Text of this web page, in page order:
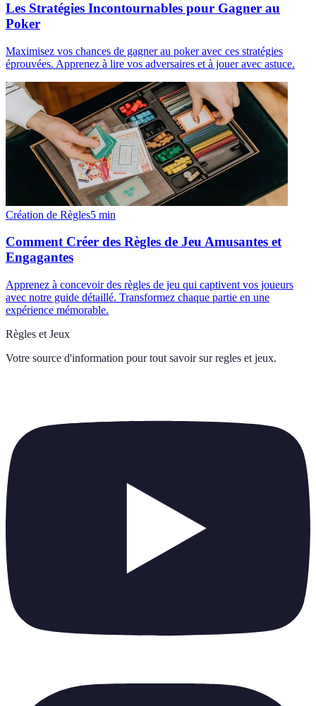
Les Stratégies Incontournables pour Gagner au
Poker
Maximisez vos chances de gagner au poker avec ces stratégies
éprouvées. Apprenez à lire vos adversaires et à jouer avec astuce.
Création de Règles5 min
Comment Créer des Règles de Jeu Amusantes et
Engagantes
Apprenez à concevoir des règles de jeu qui captivent vos joueurs
avec notre guide détaillé. Transformez chaque partie en une
expérience mémorable.
Règles et Jeux
Votre source d'information pour tout savoir sur regles et jeux.